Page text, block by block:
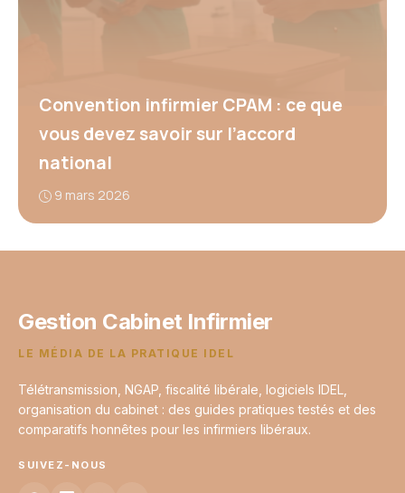
Convention infirmier CPAM : ce que
vous devez savoir sur l’accord
national
9 mars 2026
Gestion Cabinet Infirmier
LE MÉDIA DE LA PRATIQUE IDEL
Télétransmission, NGAP, fiscalité libérale, logiciels IDEL,
organisation du cabinet : des guides pratiques testés et des
comparatifs honnêtes pour les infirmiers libéraux.
SUIVEZ-NOUS